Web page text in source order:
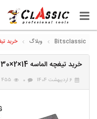
Bitsclassic وبلاگ خرید تیغچه الماسه
خرید تیغچه الماسه 14×2×30 درجه با کیفیت عالی | ابزار سعید
6 اردیبهشت 1404 0
455